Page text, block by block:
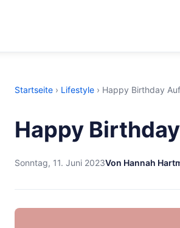
Startseite › Lifestyle › Happy Birthday
Happy
Sonntag, 11. Juni 2023Von Hannah